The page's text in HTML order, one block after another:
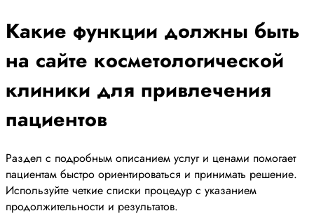
Какие функции должны быть
на сайте косметологической
клиники для привлечения
пациентов
Раздел с подробным описанием услуг и ценами помогает
пациентам быстро ориентироваться и принимать решение.
Используйте четкие списки процедур с указанием
продолжительности и результатов.